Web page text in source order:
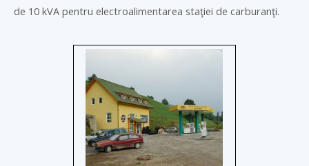
de 10 kVA pentru electroalimentarea staţiei de carburanţi.